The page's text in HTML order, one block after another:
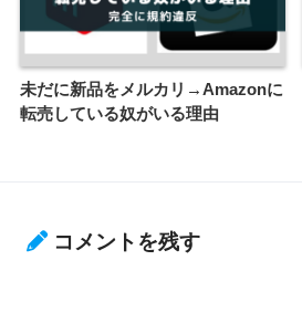
未だに新品をメルカリ→Amazonに
転売している奴がいる理由
コメントを残す